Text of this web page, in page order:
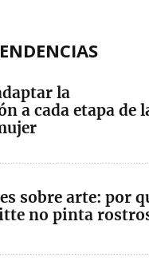
la
a cada etapa de
sobre arte: por
no pinta